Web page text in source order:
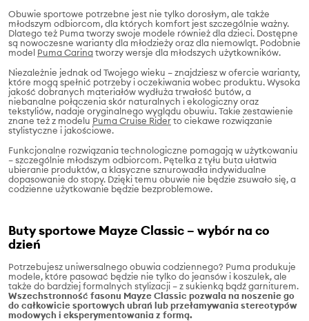
Obuwie sportowe potrzebne jest nie tylko dorosłym, ale także
młodszym odbiorcom, dla których komfort jest szczególnie ważny.
Dlatego też Puma tworzy swoje modele również dla dzieci. Dostępne
są nowoczesne warianty dla młodzieży oraz dla niemowląt. Podobnie
model Puma Carinatworzy wersje dla młodszych użytkowników.
Niezależnie jednak od Twojego wieku – znajdziesz w ofercie warianty,
które mogą spełnić potrzeby i oczekiwania wobec produktu. Wysoka
jakość dobranych materiałów wydłuża trwałość butów, a
niebanalne połączenia skór naturalnych i ekologiczny oraz
tekstyliów, nadaje oryginalnego wyglądu obuwiu. Takie zestawienie
znane też z modelu Puma Cruise Riderto ciekawe rozwiązanie
stylistyczne i jakościowe.
Funkcjonalne rozwiązania technologiczne pomagają w użytkowaniu
– szczególnie młodszym odbiorcom. Pętelka z tyłu buta ułatwia
ubieranie produktów, a klasyczne sznurowadła indywidualne
dopasowanie do stopy. Dzięki temu obuwie nie będzie zsuwało się, a
codzienne użytkowanie będzie bezproblemowe.
Buty sportowe Mayze Classic – wybór na co
dzień
Potrzebujesz uniwersalnego obuwia codziennego? Puma produkuje
modele, które pasować będzie nie tylko do jeansów i koszulek, ale
także do bardziej formalnych stylizacji – z sukienką bądź garniturem.
Wszechstronność fasonu Mayze Classic pozwala na noszenie go
do całkowicie sportowych ubrań lub przełamywania stereotypów
modowych i eksperymentowania z formą.